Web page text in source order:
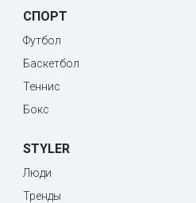
СПОРТ
Футбол
Баскетбол
Теннис
Бокс
STYLER
Люди
Тренды